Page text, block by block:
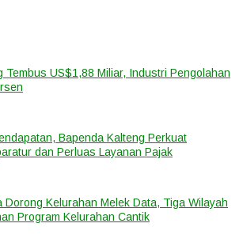
Tembus US$1,88 Miliar, Industri Pengolahan
Bapenda Kalteng Perkuat
dan Perluas Layanan Pajak
Dorong Kelurahan Melek Data, Tiga Wilayah
Program Kelurahan Cantik